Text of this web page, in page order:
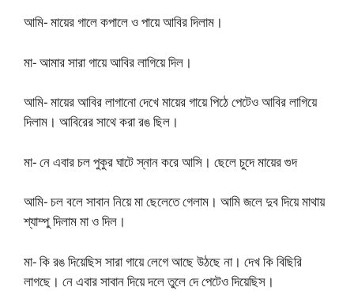
আমি- মায়ের গালে কপালে ও পায়ে আবির দিলাম।
মা- আমার সারা গায়ে আবির লাগিয়ে দিল।
আমি- মায়ের আবির লাগানো দেখে মায়ের গায়ে পিঠে পেটেও আবির লাগিয়ে
দিলাম। আবিরের সাথে করা রঙ ছিল।
মা- নে এবার চল পুকুর ঘাটে স্নান করে আসি। ছেলে চুদে মায়ের গুদ
আমি- চল বলে সাবান নিয়ে মা ছেলেতে গেলাম। আমি জলে দুব দিয়ে মাথায়
শ্যাম্পু দিলাম মা ও দিল।
মা- কি রঙ দিয়েছিস সারা গায়ে লেগে আছে উঠছে না। দেখ কি বিছিরি
লাগছে। নে এবার সাবান দিয়ে দলে তুলে দে পেটেও দিয়েছিস।